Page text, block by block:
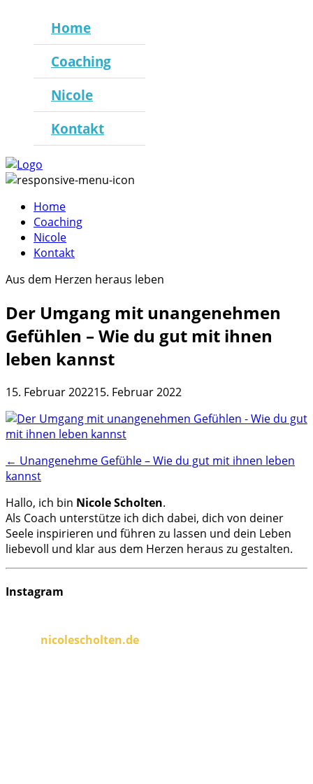
Home
Coaching
Nicole
Kontakt
Home
Coaching
Nicole
Kontakt
Aus dem Herzen heraus leben
Der Umgang mit unangenehmen
Gefühlen – Wie du gut mit ihnen
leben kannst
15. Februar 202215. Februar 2022
Post
navigation
← Unangenehme Gefühle – Wie du gut mit ihnen leben
kannst
Hallo, ich bin Nicole Scholten.
Als Coach unterstütze ich dich dabei, dich von deiner
Seele inspirieren und führen zu lassen und dein Leben
liebevoll und klar aus dem Herzen heraus zu gestalten.
Instagram
nicolescholten.de